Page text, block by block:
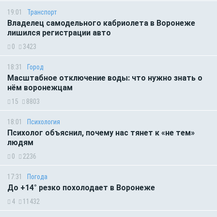
19:01 Транспорт
Владелец самодельного кабриолета в Воронеже
лишился регистрации авто
0 3423
18:31 Город
Масштабное отключение воды: что нужно знать о
нём воронежцам
15 8803
18:01 Психология
Психолог объяснил, почему нас тянет к «не тем»
людям
0 2236
17:31 Погода
До +14° резко похолодает в Воронеже
4 11432